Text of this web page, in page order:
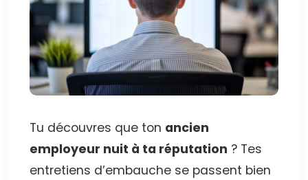
Tu découvres que ton ancien
employeur nuit à ta réputation ? Tes
entretiens d’embauche se passent bien